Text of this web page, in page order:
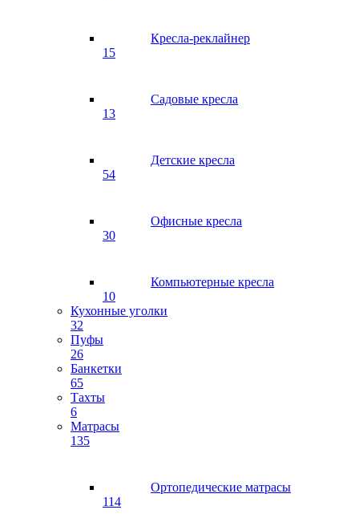
Кресла-реклайнер
15
Садовые кресла
13
Детские кресла
54
Офисные кресла
30
Компьютерные кресла
10
Кухонные уголки
32
Пуфы
26
Банкетки
65
Тахты
6
Матрасы
135
Ортопедические матрасы
114